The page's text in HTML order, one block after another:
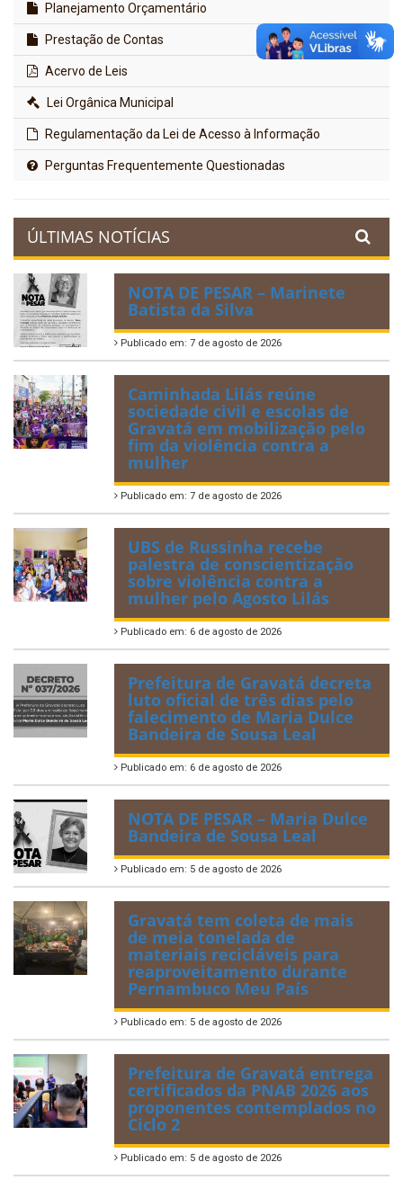
Planejamento Orçamentário
Prestação de Contas
Acervo de Leis
Lei Orgânica Municipal
Regulamentação da Lei de Acesso à Informação
Perguntas Frequentemente Questionadas
ÚLTIMAS NOTÍCIAS
NOTA DE PESAR – Marinete
Batista da Silva
Publicado em: 7 de agosto de 2026
Caminhada Lilás reúne
sociedade civil e escolas de
Gravatá em mobilização pelo
fim da violência contra a
mulher
Publicado em: 7 de agosto de 2026
UBS de Russinha recebe
palestra de conscientização
sobre violência contra a
mulher pelo Agosto Lilás
Publicado em: 6 de agosto de 2026
Prefeitura de Gravatá decreta
luto oficial de três dias pelo
falecimento de Maria Dulce
Bandeira de Sousa Leal
Publicado em: 6 de agosto de 2026
NOTA DE PESAR – Maria Dulce
Bandeira de Sousa Leal
Publicado em: 5 de agosto de 2026
Gravatá tem coleta de mais
de meia tonelada de
materiais recicláveis para
reaproveitamento durante
Pernambuco Meu País
Publicado em: 5 de agosto de 2026
Prefeitura de Gravatá entrega
certificados da PNAB 2026 aos
proponentes contemplados no
Ciclo 2
Publicado em: 5 de agosto de 2026